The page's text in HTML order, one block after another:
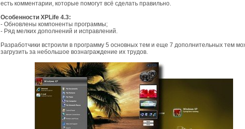
есть комментарии, которые помогут всё сделать правильно.
Особенности XPLife 4.3:
- Обновлены компоненты программы;
- Ряд мелких дополнений и исправлений.
Разработчики встроили в программу 5 основных тем и еще 7 дополнительных тем
загрузить за небольшое вознаграждение их трудов.